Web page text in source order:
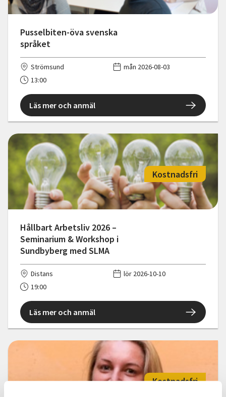
Pusselbiten-öva svenska
språket
Strömsund
mån 2026-08-03
13:00
Läs mer och anmäl
Hållbart Arbetsliv 2026 –
Seminarium & Workshop i
Sundbyberg med SLMA
Kostnadsfri
Distans
lör 2026-10-10
19:00
Läs mer och anmäl
Kostnadsfri